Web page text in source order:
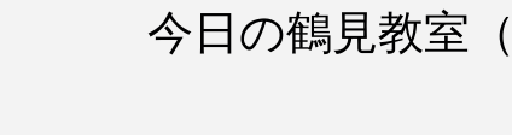
今日の鶴見教室